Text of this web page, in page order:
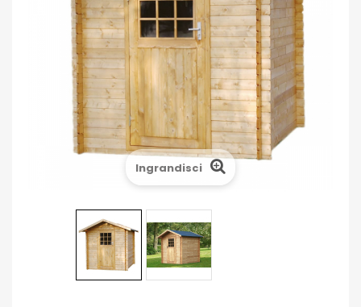
Ingrandisci